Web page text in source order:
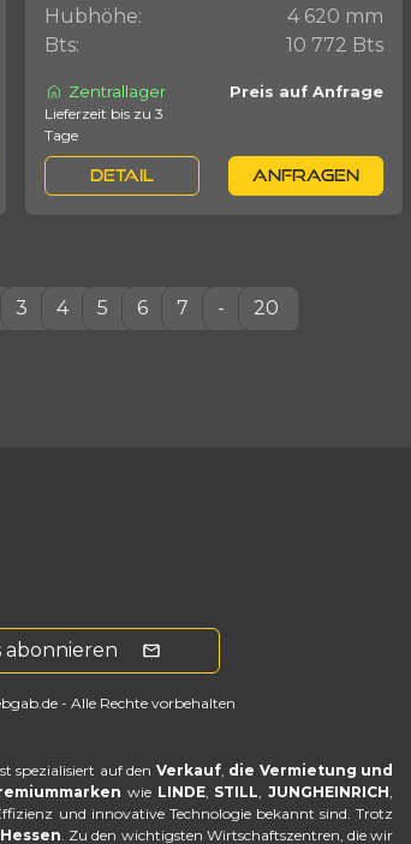
Hubhöhe:
4 620 mm
Bts:
10 772 Bts
Zentrallager
Preis auf Anfrage
Lieferzeit bis zu 3
Tage
DETAIL ANFRAGEN
3 4 5 6 7 - 20
abonnieren
- Alle Rechte vorbehalten
spezialisiert auf den Verkauf, die Vermietung und
wie LINDE, STILL,JUNGHEINRICH,
und innovative Technologie bekannt sind. Trotz
Hessen. Zu den wichtigsten Wirtschaftszentren, die wir